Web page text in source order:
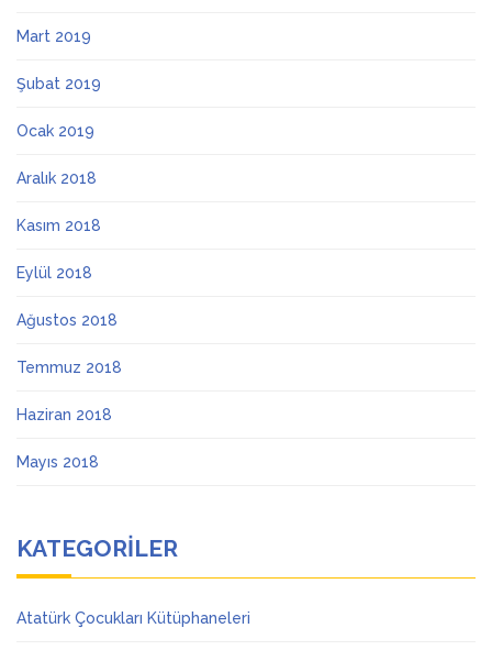
Mart 2019
Şubat 2019
Ocak 2019
Aralık 2018
Kasım 2018
Eylül 2018
Ağustos 2018
Temmuz 2018
Haziran 2018
Mayıs 2018
KATEGORILER
Atatürk Çocukları Kütüphaneleri